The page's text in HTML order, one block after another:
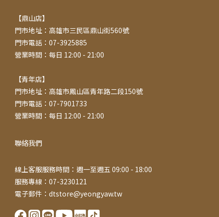
【鼎山店】
門市地址：高雄市三民區鼎山街560號
門市電話：07-3925885
營業時間：每日 12:00 - 21:00
【青年店】
門市地址：高雄市鳳山區青年路二段150號
門市電話：07-7901733
營業時間：每日 12:00 - 21:00
聯絡我們
線上客服服務時間：週一至週五 09:00 - 18:00
服務專線：07-3230121
電子郵件：dtstore@yeongyaw.tw